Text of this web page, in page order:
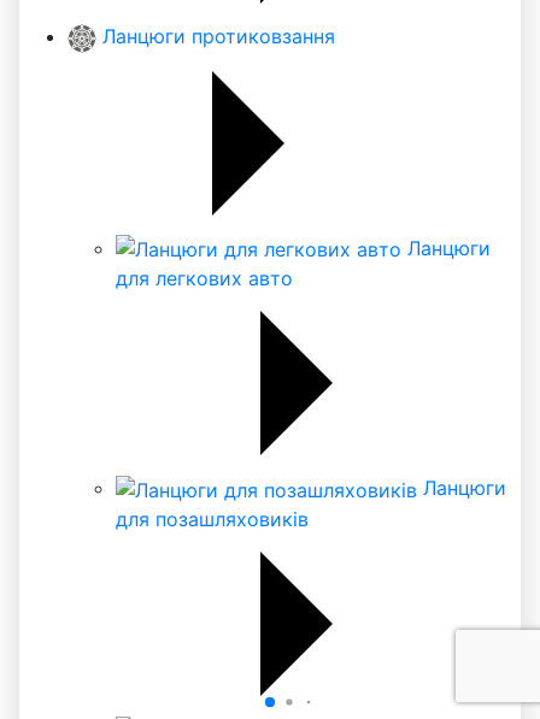
Ланцюги протиковзання
Ланцюги
для легкових авто
Ланцюги
для позашляховиків